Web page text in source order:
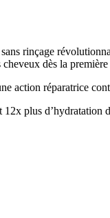
rinçage
dès la
action réparatrice
12x plus d’hydratation